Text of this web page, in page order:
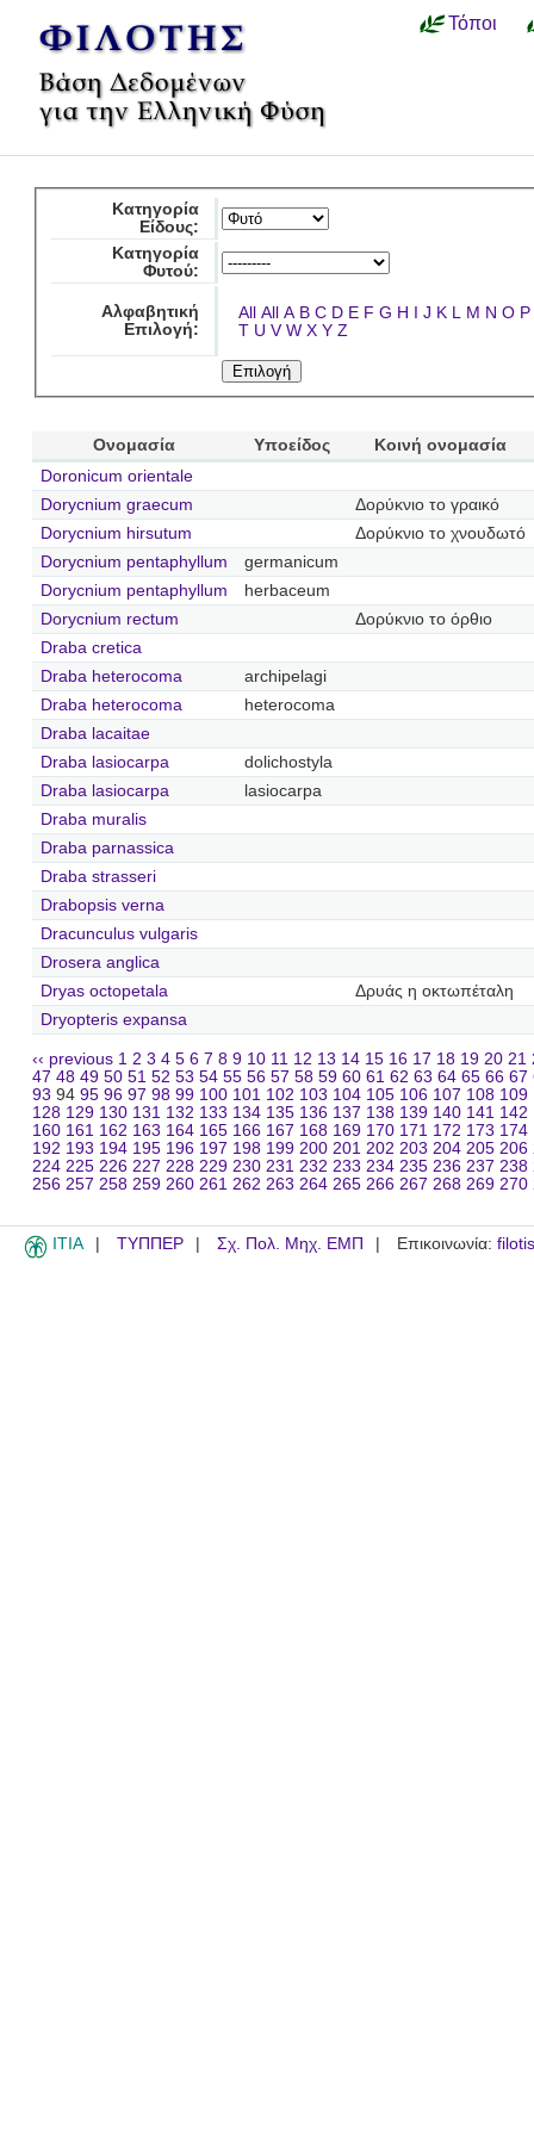
Τόποι
Κατηγορία
Είδους:
Κατηγορία
Φυτού:
Αλφαβητική
Επιλογή:
All All A B C D E F G H I J K L M N O P
T U V W X Y Z
Ονομασία Υποείδος
Κοινή ονομασία
Doronicum orientale
Dorycnium graecum
Δορύκνιο το γραικό
Dorycnium hirsutum
Δορύκνιο το χνουδωτό
Dorycnium pentaphyllum
germanicum
Dorycnium pentaphyllum
herbaceum
Dorycnium rectum
Δορύκνιο το όρθιο
Draba cretica
Draba heterocoma
archipelagi
Draba heterocoma
heterocoma
Draba lacaitae
Draba lasiocarpa
dolichostyla
Draba lasiocarpa
lasiocarpa
Draba muralis
Draba parnassica
Draba strasseri
Drabopsis verna
Dracunculus vulgaris
Drosera anglica
Dryas octopetala
Δρυάς η οκτωπέταλη
Dryopteris expansa
‹‹ previous 1 2 3 4 5 6 7 8 9 10 11 12 13 14 15 16 17 18 19 20 21
47 48 49 50 51 52 53 54 55 56 57 58 59 60 61 62 63 64 65 66 67
93 94 95 96 97 98 99 100 101 102 103 104 105 106 107 108 109
128 129 130 131 132 133 134 135 136 137 138 139 140 141 142
160 161 162 163 164 165 166 167 168 169 170 171 172 173 174
192 193 194 195 196 197 198 199 200 201 202 203 204 205 206
224 225 226 227 228 229 230 231 232 233 234 235 236 237 238
256 257 258 259 260 261 262 263 264 265 266 267 268 269 270
ITIA ΤΥΠΠΕΡ Σχ. Πολ. Μηχ. ΕΜΠ Επικοινωνία: